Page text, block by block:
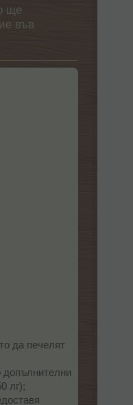
ще
във
да печелят
допълнителни
лг);